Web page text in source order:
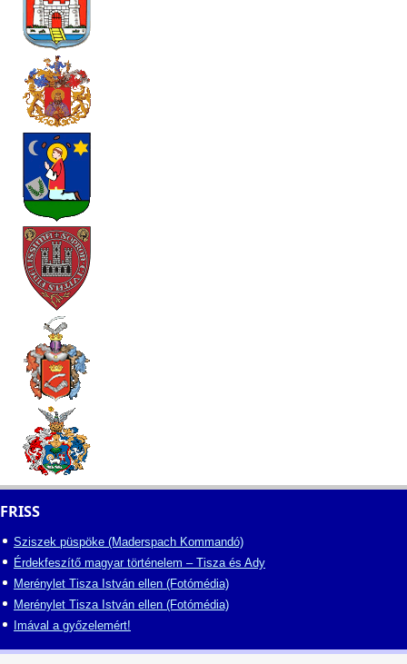
FRISS
Sziszek püspöke (Maderspach Kommandó)
Érdekfeszítő magyar történelem – Tisza és Ady
Merénylet Tisza István ellen (Fotómédia)
Merénylet Tisza István ellen (Fotómédia)
Imával a győzelemért!